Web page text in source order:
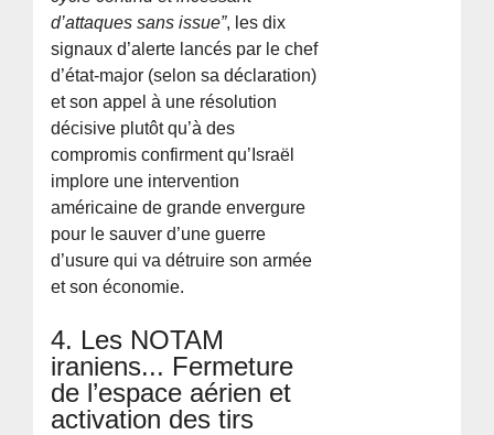
d’attaques sans issue”, les dix
signaux d’alerte lancés par le chef
d’état-major (selon sa déclaration)
et son appel à une résolution
décisive plutôt qu’à des
compromis confirment qu’Israël
implore une intervention
américaine de grande envergure
pour le sauver d’une guerre
d’usure qui va détruire son armée
et son économie.
4. Les NOTAM
iraniens... Fermeture
de l’espace aérien et
activation des tirs